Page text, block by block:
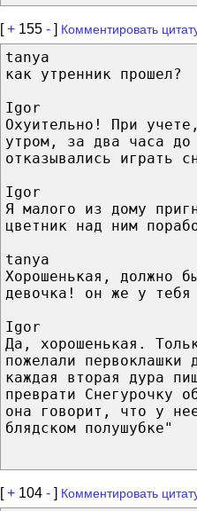
[+ 155 - ] Комментировать
tanya
как утренник прошел?
Igor
Охуительно! При
утром, за два часа до
отказывались играть
Igor
Я малого из дому
цветник над ним
tanya
Хорошенькая, должно
девочка! он же у
Igor
Да, хорошенькая.
пожелали первоклашки
каждая вторая дура
преврати Снегурочку
она говорит, что у
блядском полушубке"
[+ 104 - ] Комментировать